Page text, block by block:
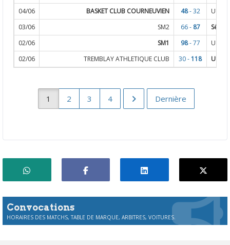
04/06
BASKET CLUB COURNEUVIEN 48- 32
U15G
03/06
SM2 66 - 87
02/06
SM1 98- 77
US
02/06
TREMBLAY ATHLETIQUE CLUB 30 -118 U13F
1 2 3 4 Dernière
Convocations
HORAIRES DES MATCHS, TABLE DE MARQUE, ARBITRES, VOITURES.